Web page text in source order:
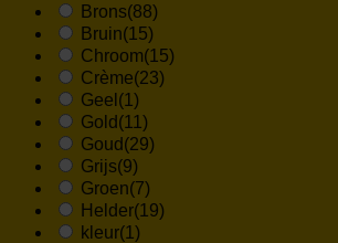
Brons(88)
Bruin(15)
Chroom(15)
Crème(23)
Geel (1)
Gold (11)
Goud (29)
Grijs(9)
Groen(7)
Helder(19)
kleur(1)